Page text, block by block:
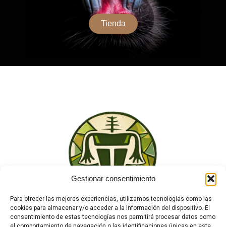
Gestionar consentimiento
Para ofrecer las mejores experiencias, utilizamos tecnologías como las
cookies para almacenar y/o acceder a la información del dispositivo. El
consentimiento de estas tecnologías nos permitirá procesar datos como
Tienda